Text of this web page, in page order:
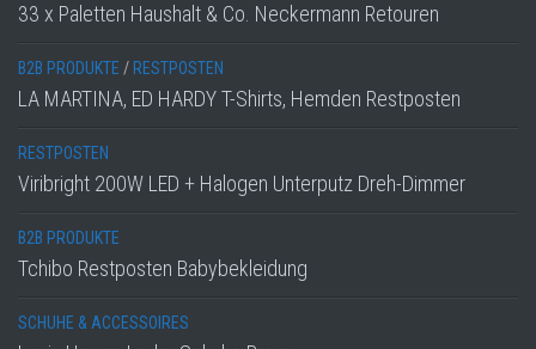
33 x Paletten Haushalt & Co. Neckermann Retouren
B2B PRODUKTE / RESTPOSTEN
LA MARTINA, ED HARDY T-Shirts, Hemden Restposten
RESTPOSTEN
Viribright 200W LED + Halogen Unterputz Dreh-Dimmer
B2B PRODUKTE
Tchibo Restposten Babybekleidung
SCHUHE & ACCESSOIRES